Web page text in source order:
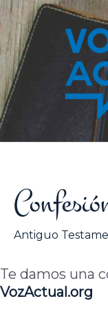
contenido
Antiguo
Te damos una
VozActual.org